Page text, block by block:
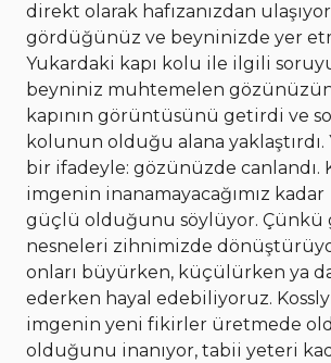
direkt olarak hafızanızdan
gördüğünüz ve beyninizde yer
Yukardaki kapı kolu ile ilgili
beyniniz muhtemelen
kapının görüntüsünü getirdi ve
kolunun olduğu alana yaklaştırdı.
bir ifadeyle: gözünüzde canlandı.
imgenin inanamayacağımız kadar
güçlü olduğunu söylüyor. Çünkü
nesneleri zihnimizde
onları büyürken, küçülürken ya
ederken hayal edebiliyoruz.
imgenin yeni fikirler üretmede
olduğunu inanıyor, tabii yeteri